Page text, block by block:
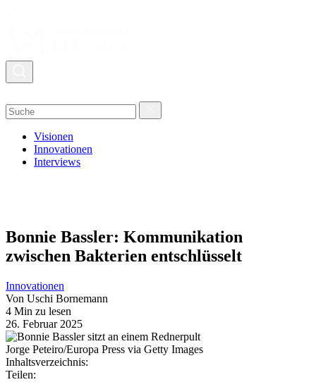
Visionen
Innovationen
Interviews
Bonnie Bassler: Kommunikation
zwischen Bakterien entschlüsselt
Innovationen
Von Uschi Bornemann
4 Min zu lesen
26. Februar 2025
Jorge Peteiro/Europa Press via Getty Images
Inhaltsverzeichnis:
Teilen: